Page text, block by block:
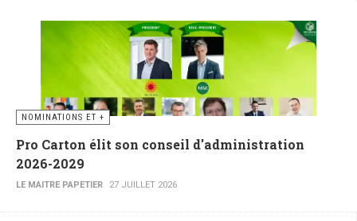
NOMINATIONS ET +
Pro Carton élit son conseil d'administration
2026-2029
LE MAITRE PAPETIER 27 JUILLET 2026